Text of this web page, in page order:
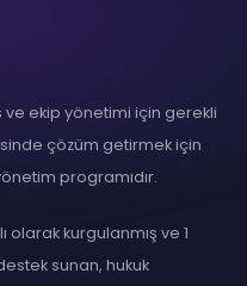
ve ekip yönetimi için gerekli
çözüm getirmek için
programıdır.
olarak kurgulanmış ve 1
sunan, hukuk